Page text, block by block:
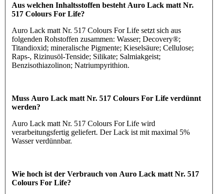
Aus welchen Inhaltsstoffen besteht Auro Lack matt Nr.
517 Colours For Life?
Auro Lack matt Nr. 517 Colours For Life setzt sich aus
folgenden Rohstoffen zusammen: Wasser; Decovery®;
Titandioxid; mineralische Pigmente; Kieselsäure; Cellulose;
Raps-, Rizinusöl-Tenside; Silikate; Salmiakgeist;
Benzisothiazolinon; Natriumpyrithion.
Muss Auro Lack matt Nr. 517 Colours For Life verdünnt
werden?
Auro Lack matt Nr. 517 Colours For Life wird
verarbeitungsfertig geliefert. Der Lack ist mit maximal 5%
Wasser verdünnbar.
Wie hoch ist der Verbrauch von Auro Lack matt Nr. 517
Colours For Life?